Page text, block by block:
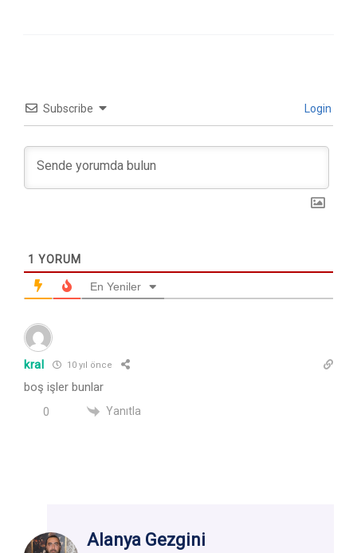
Subscribe Login
1 YORUM
En Yeniler
kral 10 yıl önce
boş işler bunlar
0 Yanıtla
Alanya Gezgini